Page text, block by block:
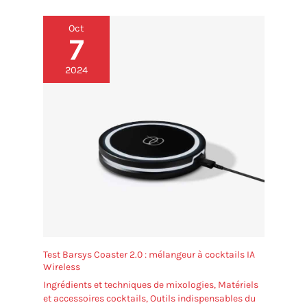
travail. Légère (6 kg) et équipée d’une poignée
solide, elle se déplace facilement entre la maison,
Oct
7
2024
Test Barsys Coaster 2.0 : mélangeur à cocktails IA
Wireless
Ingrédients et techniques de mixologies, Matériels
et accessoires cocktails,Outils indispensables du